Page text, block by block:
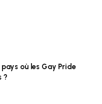
où les Gay Pride
?